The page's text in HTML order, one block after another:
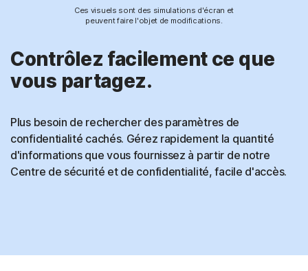
Ces visuels sont des simulations d'écran et
peuvent faire l'objet de modifications.
Contrôlez facilement ce que
vous partagez.
Plus besoin de rechercher des paramètres de
confidentialité cachés. Gérez rapidement la quantité
d'informations que vous fournissez à partir de notre
Centre de sécurité et de confidentialité, facile d'accès.